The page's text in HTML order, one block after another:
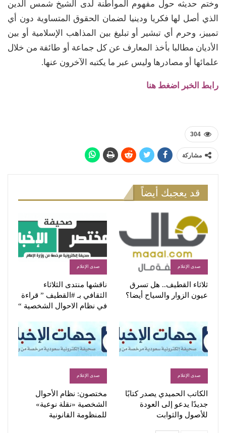
وختم حديثه حول مفهوم المواطنة لدى الشيخ شمس الدين
الذي أصل لها فكريا ودينيا لضمان الحقوق المتساوية دون أي
تمييز، وحرم أي تبشير أو تبليغ بين المذاهب الإسلامية أو بين
الأديان مطالبا بأخذ المعارف عن كل جماعة أو طائفة من خلال
علمائها أو مصادرها وليس عبر ما يكتبه الآخرون عنها.
رابط الخبر اضغط هنا
304
مشاركة
قد يعجبك أيضاً
صدى الإعلام
ثلاثاء القطيف.. هل تسرق
عيون الزوار والسياح أيضا؟
صدى الإعلام
ناقشها منتدى الثلاثاء
الثقافي بـ #القطيف ” قراءة
في نظام الاحوال الشخصية “
صدى الإعلام
الكاتب الحميدي يصدر كتابًا
جديدًا يدعو إلى العودة
للأصول والثوابت
صدى الإعلام
مختصون: نظام الأحوال
الشخصية «نقلة نوعية»
للمنظومة القانونية